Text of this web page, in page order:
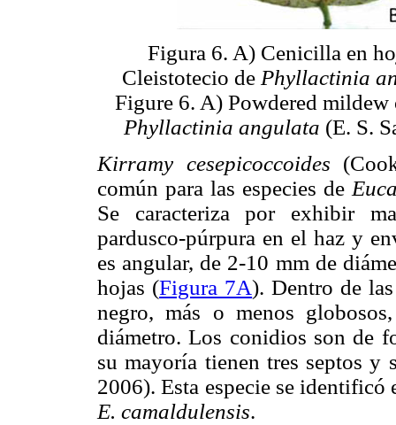
Figura 6. A) Cenicilla en
Cleistotecio de Phyllactinia
Figure 6. A) Powdered
Phyllactinia angulata (E. S.
Kirramy cesepicoccoides
común para las especies de
Se caracteriza por exhibir
pardusco-púrpura en el haz y
es angular, de 2-10 mm de
hojas (Figura 7A). Dentro de
negro, más o menos
diámetro. Los conidios son de
su mayoría tienen tres septos y
2006). Esta especie se
E. camaldulensis.